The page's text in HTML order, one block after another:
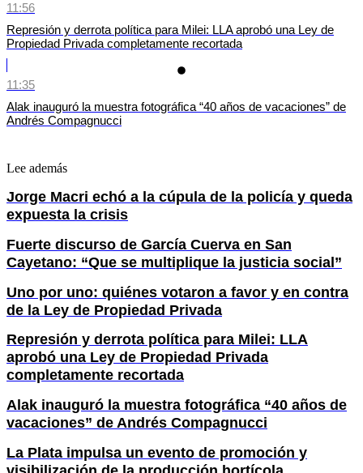
11:56
Represión y derrota política para Milei: LLA aprobó una Ley de
Propiedad Privada completamente recortada
11:35
Alak inauguró la muestra fotográfica “40 años de vacaciones” de
Andrés Compagnucci
Lee además
Jorge Macri echó a la cúpula de la policía y queda
expuesta la crisis
Fuerte discurso de García Cuerva en San
Cayetano: “Que se multiplique la justicia social”
Uno por uno: quiénes votaron a favor y en contra
de la Ley de Propiedad Privada
Represión y derrota política para Milei: LLA
aprobó una Ley de Propiedad Privada
completamente recortada
Alak inauguró la muestra fotográfica “40 años de
vacaciones” de Andrés Compagnucci
La Plata impulsa un evento de promoción y